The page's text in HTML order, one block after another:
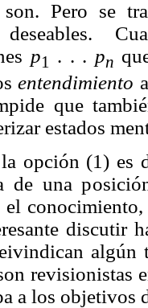
Pero se
deseables.
p1 . . . pn
entendimiento
que
estados
opción (1) es
de una
el
discutir
algún
revisionistas
a los objetivos